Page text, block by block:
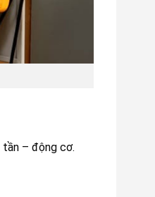
– động cơ.